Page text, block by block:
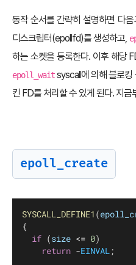
동작 순서를 간략히 설명하면 다음
디스크립터(epollfd)를 생성하고,
하는 소켓을 등록한다. 이후 해당
epoll_waitsyscall에 의해 블로킹
킨 FD를 처리할 수 있게 된다. 지
epoll_create
SYSCALL_DEFINE1 (
{
if (size <= 0)
return -EINVAL;